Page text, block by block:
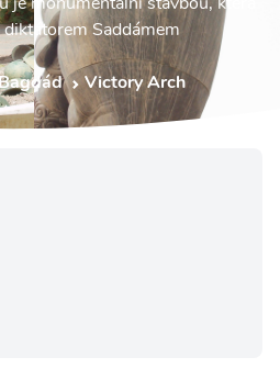
Saddámem
Victory Arch